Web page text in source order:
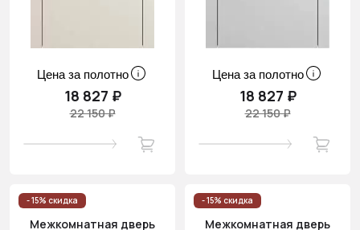
Цена за полотно
18 827 ₽
22 150 ₽
Цена за полотно
18 827 ₽
22 150 ₽
- 15% скидка
Межкомнатная дверь
- 15% скидка
Межкомнатная дверь